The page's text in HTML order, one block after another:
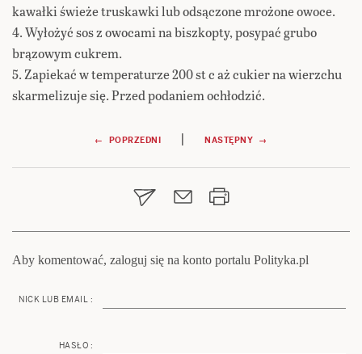
kawałki świeże truskawki lub odsączone mrożone owoce.
4. Wyłożyć sos z owocami na biszkopty, posypać grubo
brązowym cukrem.
5. Zapiekać w temperaturze 200 st c aż cukier na wierzchu
skarmelizuje się. Przed podaniem ochłodzić.
Nawigacja
wpisu
← POPRZEDNI | NASTĘPNY →
Aby komentować, zaloguj się na konto portalu Polityka.pl
NICK LUB EMAIL :
HASŁO :